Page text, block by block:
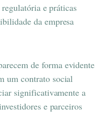
e práticas
da empresa
de forma evidente
um contrato social
significativamente a
e parceiros